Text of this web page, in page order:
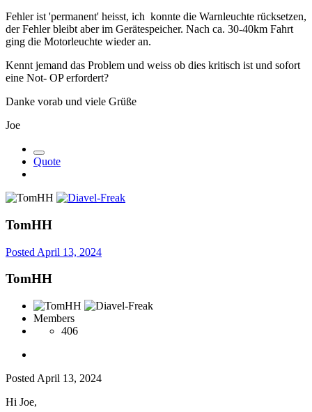
Fehler ist 'permanent' heisst, ich konnte die Warnleuchte rücksetzen,
der Fehler bleibt aber im Gerätespeicher. Nach ca. 30-40km Fahrt
ging die Motorleuchte wieder an.
Kennt jemand das Problem und weiss ob dies kritisch ist und sofort
eine Not- OP erfordert?
Danke vorab und viele Grüße
Joe
Quote
TomHH
Posted April 13, 2024
TomHH
Members
406
Posted April 13, 2024
Hi Joe,